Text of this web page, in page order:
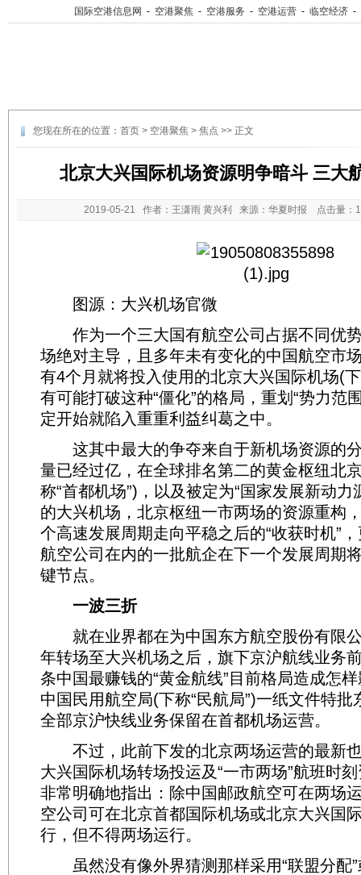
国际空港信息网 - 空港聚焦 - 空港服务 - 空港运营 - 临空经济 -
您现在所在的位置： 首页 > 空港聚焦 > 焦点 >> 正文
北京大兴国际机场资源明争暗斗 三大
2019-05-21 作者：王潇雨 黄兴利 来源：华夏时报 点击量：
图源：大兴机场官微
作为一个三大国有航空公司占据不同优
场绝对主导，且多年未有变化的中国航空市
有4个月就将投入使用的北京大兴国际机场(
有可能打破这种“僵化”的格局，重划“势力范
定开始就陷入重重利益纠葛之中。
这其中最大的争夺来自于新机场资源的
量已经过亿，在全球排名第二的黄金枢纽北
称“首都机场”)，以及被定为“国家发展新动力
的大兴机场，北京枢纽一市两场的资源重构
个高速发展周期走向平稳之后的“收获时机”
航空公司在内的一批航企在下一个发展周期
键节点。
一波三折
就在业界都在为中国东方航空股份有限公
年转场至大兴机场之后，旗下京沪航线业务
条中国最赚钱的“黄金航线”目前格局造成怎
中国民用航空局(下称“民航局”)一纸文件特批
全部京沪快线业务保留在首都机场运营。
不过，此前下发的北京两场运营的最新
大兴国际机场转场投运及“一市两场”航班时
非常明确地指出：除中国邮政航空可在两场
空公司可在北京首都国际机场或北京大兴国
行，但不得两场运行。
虽然没有像外界猜测那样采用“联盟分配”